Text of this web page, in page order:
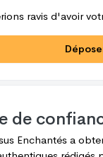
ravis d'avoir
de
Enchantés a